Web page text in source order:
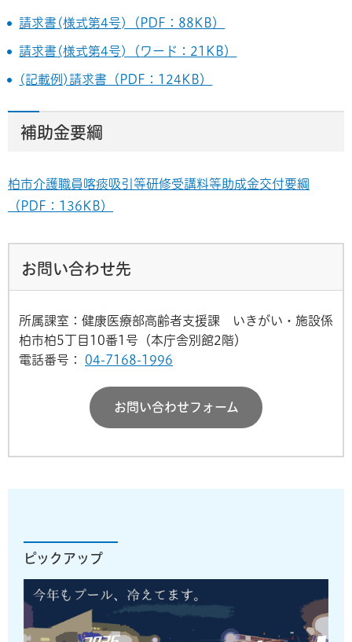
請求書(様式第4号)（PDF：88KB）
請求書(様式第4号)（ワード：21KB）
(記載例)請求書（PDF：124KB）
補助金要綱
柏市介護職員喀痰吸引等研修受講料等助成金交付要綱
（PDF：136KB）
お問い合わせ先
所属課室：健康医療部高齢者支援課 いきがい・施設係
柏市柏5丁目10番1号（本庁舎別館2階）
電話番号：
04-7168-1996
お問い合わせフォーム
ピックアップ